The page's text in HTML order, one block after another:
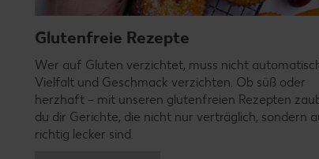
Glutenfreie Rezepte
Wer auf Gluten verzichtet, muss nicht
Vielfalt und Geschmack verzichten. Ob süß oder
herzhaft – mit unseren glutenfreien Rezepten
du dir Gerichte, die nicht nur verträglich, sondern
richtig lecker sind.